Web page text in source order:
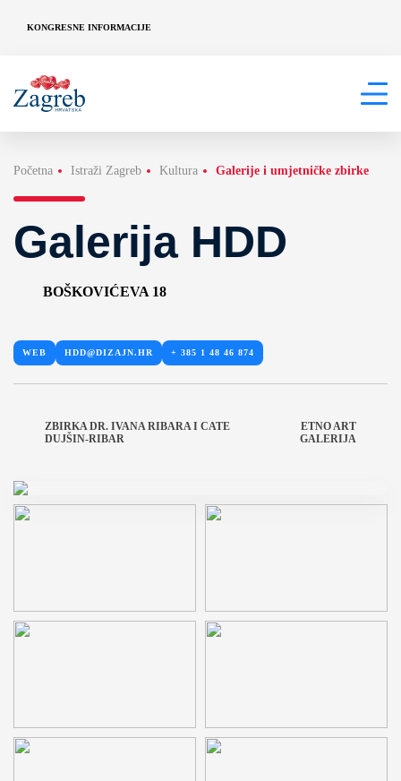
KONGRESNE INFORMACIJE
Početna Istraži Zagreb Kultura Galerije i umjetničke zbirke
Galerija HDD
BOŠKOVIĆEVA 18
WEB HDD@DIZAJN.HR + 385 1 48 46 874
ZBIRKA DR. IVANA RIBARA I CATE
DUJŠIN-RIBAR
ETNO ART
GALERIJA